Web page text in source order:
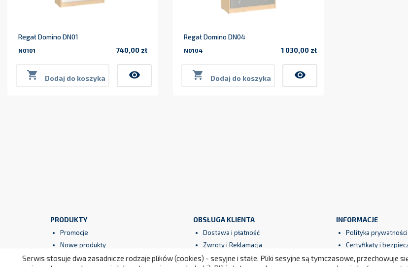
Regał Domino DN01
N0101 740,00 zł
 Dodaj do koszyka visibility
Regał Domino DN04
N0104 1 030,00 zł
 Dodaj do koszyka visibility
PRODUKTY
Promocje
Nowe produkty
Najczęściej kupowane
OBSŁUGA KLIENTA
Dostawa i płatność
Zwroty i Reklamacja
Gwarancja
INFORMACJE
Polityka prywatności
Certyfikaty i
Partnerzy
Serwis stosuje dwa zasadnicze rodzaje plików (cookies) - sesyjne i stałe. Pliki sesyjne są tymczasowe, przechowuje